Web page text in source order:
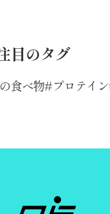
目のタグ
食べ物 プロテイン